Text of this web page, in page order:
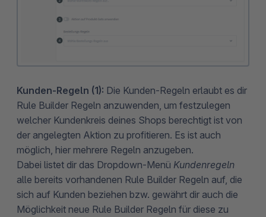
Kunden-Regeln (1): Die Kunden-Regeln erlaubt es dir
Rule Builder Regeln anzuwenden, um festzulegen
welcher Kundenkreis deines Shops berechtigt ist von
der angelegten Aktion zu profitieren. Es ist auch
möglich, hier mehrere Regeln anzugeben.
Dabei listet dir das Dropdown-Menü Kundenregeln
alle bereits vorhandenen Rule Builder Regeln auf, die
sich auf Kunden beziehen bzw. gewährt dir auch die
Möglichkeit neue Rule Builder Regeln für diese zu